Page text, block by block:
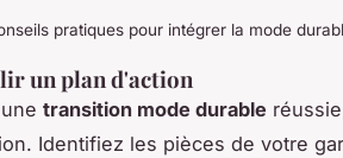
pratiques pour intégrer la mode
un plan d'action
transition mode durable
Identifiez les pièces de votre